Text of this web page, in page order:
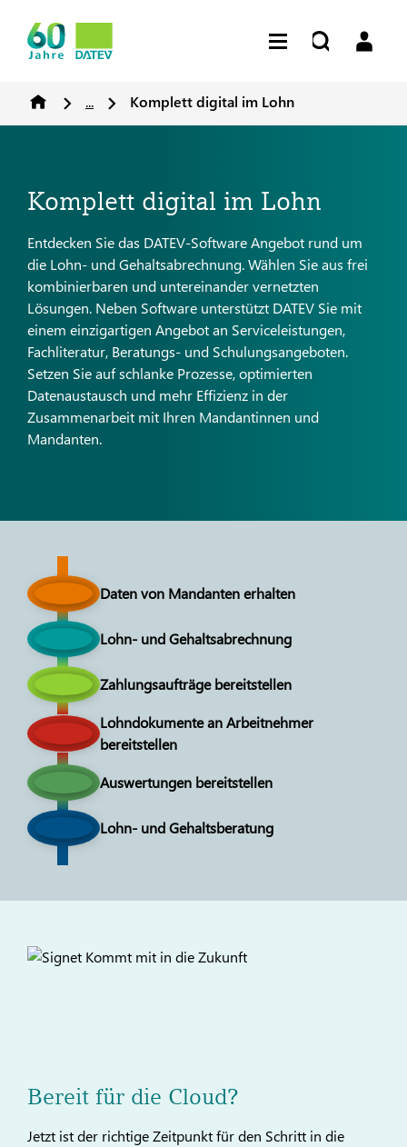
... Komplett digital im Lohn
Komplett digital im Lohn
Entdecken Sie das DATEV-Software Angebot rund um
die Lohn- und Gehaltsabrechnung. Wählen Sie aus frei
kombinierbaren und untereinander vernetzten
Lösungen. Neben Software unterstützt DATEV Sie mit
einem einzigartigen Angebot an Serviceleistungen,
Fachliteratur, Beratungs- und Schulungsangeboten.
Setzen Sie auf schlanke Prozesse, optimierten
Datenaustausch und mehr Effizienz in der
Zusammenarbeit mit Ihren Mandantinnen und
Mandanten.
Daten von Mandanten erhalten
Lohn- und Gehaltsabrechnung
Zahlungsaufträge bereitstellen
Lohndokumente an Arbeitnehmer
bereitstellen
Auswertungen bereitstellen
Lohn- und Gehaltsberatung
Bereit für die Cloud?
Jetzt ist der richtige Zeitpunkt für den Schritt in die